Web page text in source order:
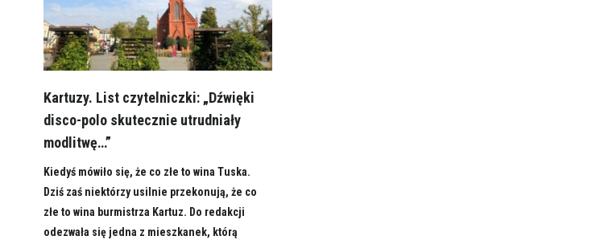
Kartuzy. List czytelniczki: „Dźwięki
disco-polo skutecznie utrudniały
modlitwę…”
Kiedyś mówiło się, że co złe to wina Tuska.
Dziś zaś niektórzy usilnie przekonują, że co
złe to wina burmistrza Kartuz. Do redakcji
odezwała się jedna z mieszkanek, którą